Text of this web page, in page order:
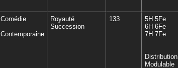
Comédie
Contemporaine
Royauté
Succession
133
5H 5Fe
6H 6Fe
7H 7Fe
Distribution
Modulable